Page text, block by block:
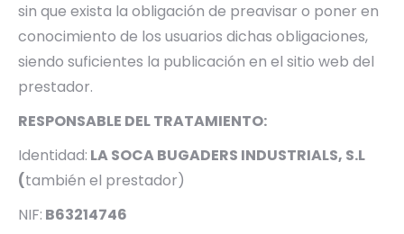
sin que exista la obligación de preavisar o poner en
conocimiento de los usuarios dichas obligaciones,
siendo suficientes la publicación en el sitio web del
prestador.
RESPONSABLE DEL TRATAMIENTO:
Identidad: LA SOCA BUGADERS INDUSTRIALS, S.L
(también el prestador)
NIF: B63214746